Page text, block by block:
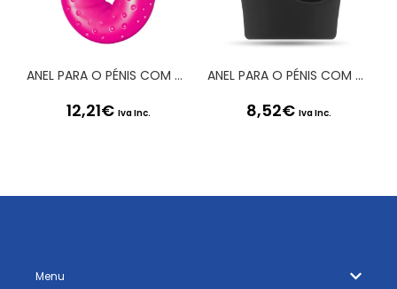
ANEL PARA O PÉNIS COM VIBRAÇÃO SEX PLEASE! MISHA ROSA
12,21€ Iva Inc.
ANEL PARA O PÉNIS COM ALÇA PARA TESTÍCULOS SONO Nº45 PRETO
8,52€ Iva Inc.
Menu